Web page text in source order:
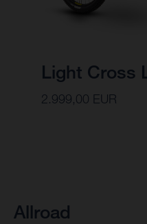
Light Cross
2.999,00 EUR
Allroad